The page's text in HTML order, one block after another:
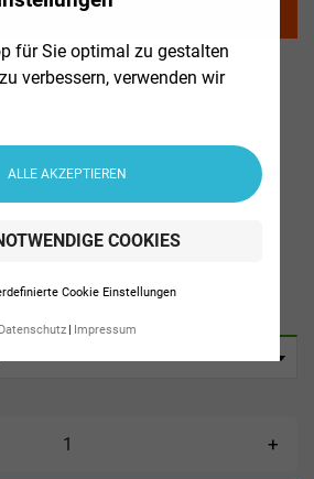
für Sie optimal zu gestalten
verbessern, verwenden wir
ALLE AKZEPTIEREN
COOKIES
Cookie Einstellungen
Datenschutz Impressum
+